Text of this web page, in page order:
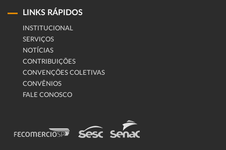
LINKS RÁPIDOS
INSTITUCIONAL
SERVIÇOS
NOTÍCIAS
CONTRIBUIÇÕES
CONVENÇÕES COLETIVAS
CONVÊNIOS
FALE CONOSCO